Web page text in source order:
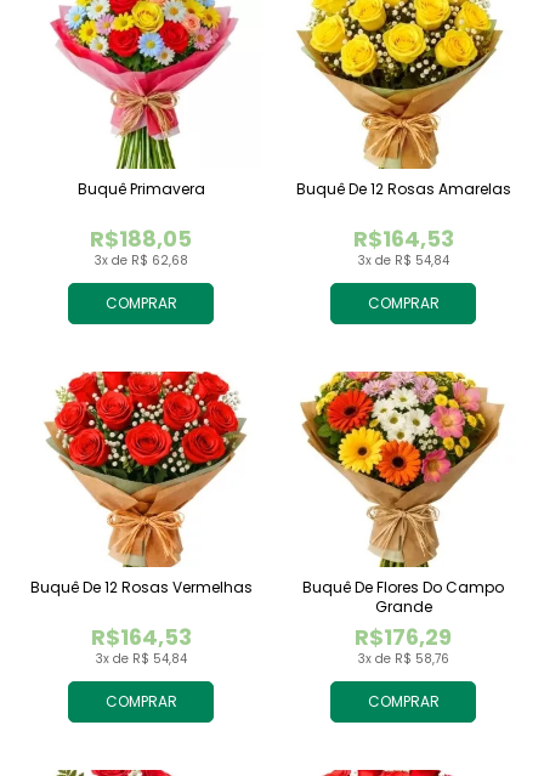
COMPRAR
3x de R$ 62,68
R$188,05
Buquê Primavera
COMPRAR
3x de R$ 54,84
R$164,53
Buquê De 12 Rosas Amarelas
COMPRAR
3x de R$ 54,84
R$164,53
Buquê De 12 Rosas Vermelhas
COMPRAR
3x de R$ 58,76
R$176,29
Buquê De Flores Do Campo
Grande